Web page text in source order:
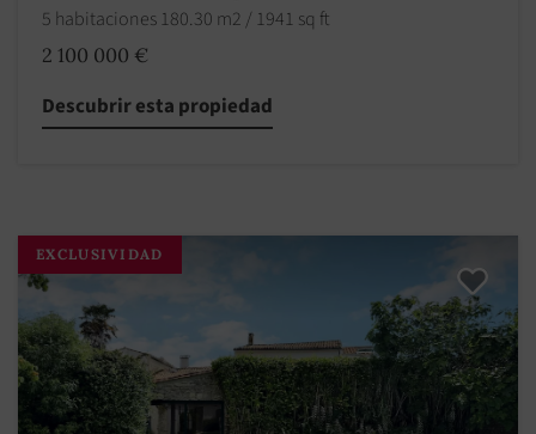
5 habitaciones 180.30 m2 / 1941 sq ft
2 100 000 €
Descubrir esta propiedad
EXCLUSIVIDAD